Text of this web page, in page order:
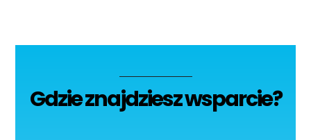
Gdzie znajdziesz wsparcie?